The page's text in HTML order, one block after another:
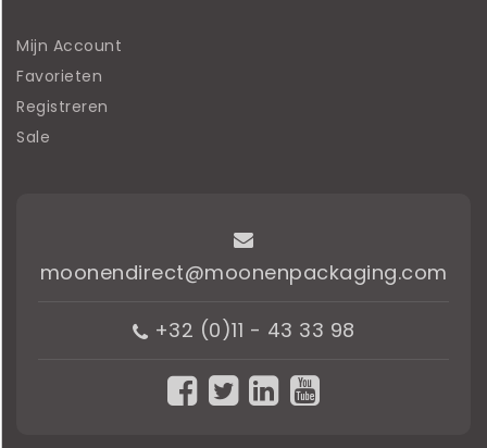
Mijn Account
Favorieten
Registreren
Sale
moonendirect@moonenpackaging.com
+32 (0)11 - 43 33 98